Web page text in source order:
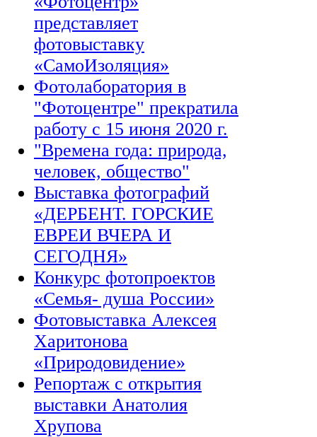
представляет
фотовыставку
«СамоИзоляция»
Фотолаборатория в
"Фотоцентре" прекратила
работу с 15 июня 2020 г.
"Времена года: природа,
человек, общество"
Выставка фотографий
«ДЕРБЕНТ. ГОРСКИЕ
ЕВРЕИ ВЧЕРА И
СЕГОДНЯ»
Конкурс фотопроектов
«Семья- душа России»
Фотовыставка Алексея
Харитонова
«Природовидение»
Репортаж с открытия
выставки Анатолия
Хрупова